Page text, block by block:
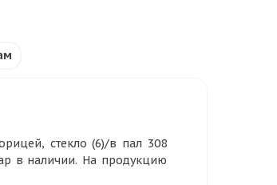
стекло (6)/в пал 308
в наличии. На продукцию